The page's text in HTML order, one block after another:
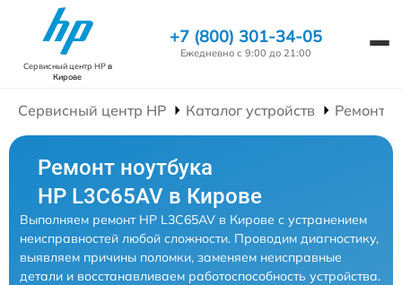
Сервисный центр HPв
Кирове
+7 (800) 301-34-05
Ежедневно с 9:00 до 21:00
Сервисный центр HP Каталог устройств Ремонт
Ремонт ноутбука
HP L3C65AV в Кирове
Выполняем ремонт HP L3C65AV в Кирове с устранением
неисправностей любой сложности. Проводим диагностику,
выявляем причины поломки, заменяем неисправные
детали и восстанавливаем работоспособность устройства.